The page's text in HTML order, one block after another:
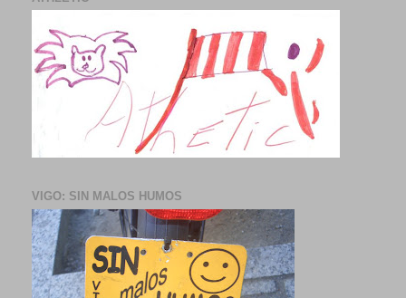
VIGO: SIN MALOS HUMOS